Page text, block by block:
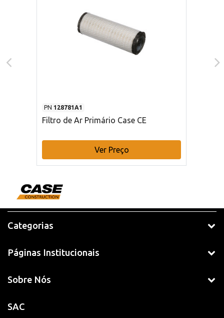
PN 128781A1
Filtro de Ar Primário Case CE
Ver Preço
Categorias
Páginas Institucionais
Sobre Nós
SAC